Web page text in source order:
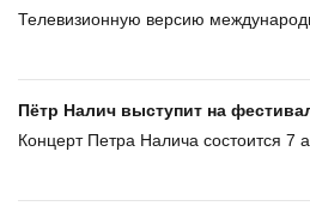
Телевизионную версию
Пётр Налич выступит на
Концерт Петра Налича состоится 7